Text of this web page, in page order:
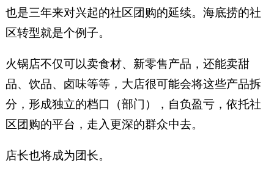
也是三年来对兴起的社区团购的延续。海底捞的社
区转型就是个例子。
火锅店不仅可以卖食材、新零售产品，还能卖甜
品、饮品、卤味等等，大店很可能会将这些产品拆
分，形成独立的档口（部门），自负盈亏，依托社
区团购的平台，走入更深的群众中去。
店长也将成为团长。